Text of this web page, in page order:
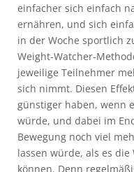
einfacher sich einfach
ernähren, und sich
in der Woche sportlich
Weight-Watcher-
jeweilige Teilnehmer
sich nimmt. Diesen
günstiger haben, wenn
würde, und dabei im
Bewegung noch viel
lassen würde, als es
können. Denn